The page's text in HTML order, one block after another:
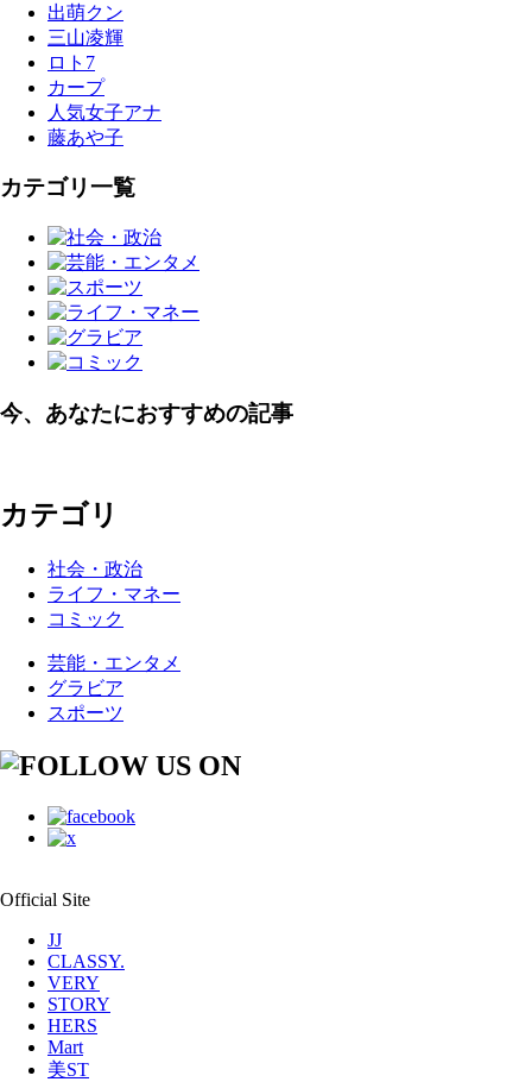
出萌クン
三山凌輝
ロト7
カープ
人気女子アナ
藤あや子
カテゴリ一覧
今、あなたにおすすめの記事
カテゴリ
社会・政治
ライフ・マネー
コミック
芸能・エンタメ
グラビア
スポーツ
Official Site
JJ
CLASSY.
VERY
STORY
HERS
Mart
美ST